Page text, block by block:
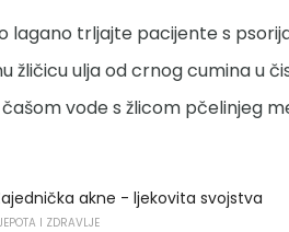
lagano trljajte pacijente s
žličicu ulja od crnog cumina u
čašom vode s žlicom pčelinjeg
akne - ljekovita svojstva
I ZDRAVLJE